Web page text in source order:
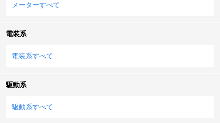
メーターすべて
電装系
電装系すべて
駆動系
駆動系すべて